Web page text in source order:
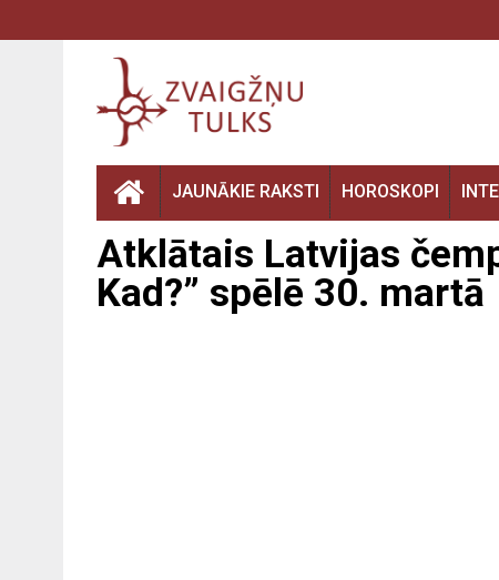
JAUNĀKIE RAKSTI HOROSKOPI
Atklātais Latvijas
Kad?” spēlē 30. martā